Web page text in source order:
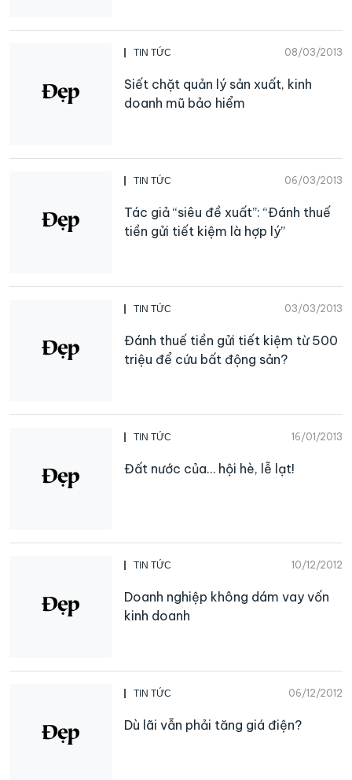
TIN TỨC 08/03/2013
Siết chặt quản lý sản xuất, kinh
doanh mũ bảo hiểm
TIN TỨC 06/03/2013
Tác giả “siêu đề xuất”: “Đánh thuế
tiền gửi tiết kiệm là hợp lý”
TIN TỨC 03/03/2013
Đánh thuế tiền gửi tiết kiệm từ 500
triệu để cứu bất động sản?
TIN TỨC 16/01/2013
Đất nước của… hội hè, lễ lạt!
TIN TỨC 10/12/2012
Doanh nghiệp không dám vay vốn
kinh doanh
TIN TỨC 06/12/2012
Dù lãi vẫn phải tăng giá điện?